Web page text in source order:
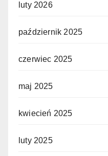
luty 2026
październik 2025
czerwiec 2025
maj 2025
kwiecień 2025
luty 2025